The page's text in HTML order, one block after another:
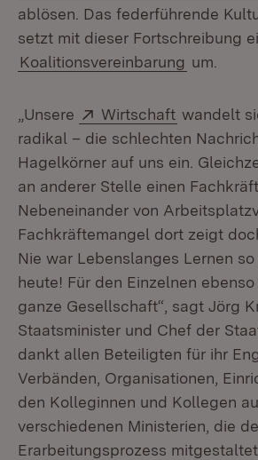
ablösen. Das federführende
setzt mit dieser Fortschreibung
Koalitionsvereinbarung um.
„Unsere Extern:
Wirtschaft (Öffnet in
wandelt
radikal – die schlechten
Hagelkörner auf uns ein.
an anderer Stelle einen
Nebeneinander von
Fachkräftemangel dort zeigt
Nie war Lebenslanges Lernen
heute! Für den Einzelnen
ganze Gesellschaft“, sagt Jörg
Staatsminister und Chef der
dankt allen Beteiligten für ihr
Verbänden, Organisationen,
den Kolleginnen und Kollegen
verschiedenen Ministerien, die
Erarbeitungsprozess